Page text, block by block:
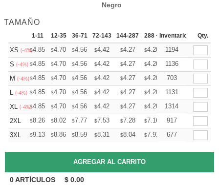
Negro
TAMAÑO
1-11 12-35 36-71 72-143 144-287 288 + Mas
Inventario Qty.
XS (-4%)
$4.85 $4.70 $4.56 $4.42 $4.27 $4.20 +
1194
S (-4%) $4.85 $4.70 $4.56 $4.42 $4.27 $4.20 +
1136
M (-4%)$4.85 $4.70 $4.56 $4.42 $4.27 $4.20 +
703
L (-4%) $4.85 $4.70 $4.56 $4.42 $4.27 $4.20 +
1131
XL (-4%)$4.85 $4.70 $4.56 $4.42 $4.27 $4.20 +
1314
2XL
$8.26 $8.02 $7.77 $7.53 $7.28 $7.16 +
917
3XL
$9.13 $8.86 $8.59 $8.31 $8.04 $7.91 +
677
0ARTÍCULOS $ 0.00